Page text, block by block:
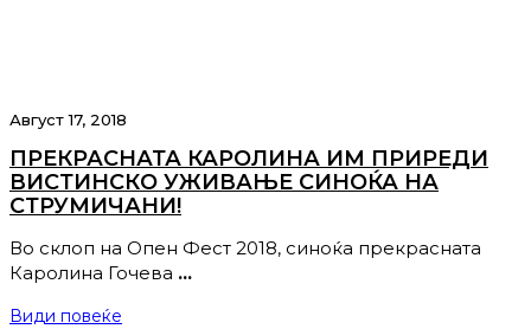
Август 17, 2018
ПРЕКРАСНАТА КАРОЛИНА ИМ ПРИРЕДИ
ВИСТИНСКО УЖИВАЊЕ СИНОЌА НА
СТРУМИЧАНИ!
Во склоп на Опен Фест 2018, синоќа прекрасната
Каролина Гочева …
Види повеќе